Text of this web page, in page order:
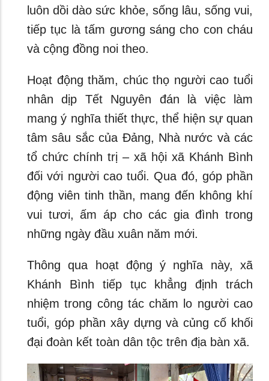
luôn dồi dào sức khỏe, sống lâu, sống vui,
tiếp tục là tấm gương sáng cho con cháu
và cộng đồng noi theo.
Hoạt động thăm, chúc thọ người cao tuổi
nhân dịp Tết Nguyên đán là việc làm
mang ý nghĩa thiết thực, thể hiện sự quan
tâm sâu sắc của Đảng, Nhà nước và các
tổ chức chính trị – xã hội xã Khánh Bình
đối với người cao tuổi. Qua đó, góp phần
động viên tinh thần, mang đến không khí
vui tươi, ấm áp cho các gia đình trong
những ngày đầu xuân năm mới.
Thông qua hoạt động ý nghĩa này, xã
Khánh Bình tiếp tục khẳng định trách
nhiệm trong công tác chăm lo người cao
tuổi, góp phần xây dựng và củng cố khối
đại đoàn kết toàn dân tộc trên địa bàn xã.